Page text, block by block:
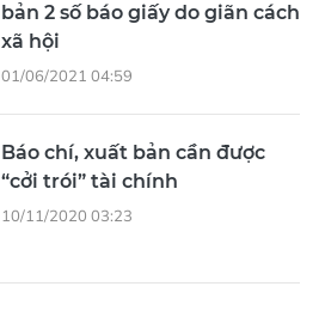
bản 2 số báo giấy do giãn cách
xã hội
01/06/2021 04:59
Báo chí, xuất bản cần được
“cởi trói” tài chính
10/11/2020 03:23